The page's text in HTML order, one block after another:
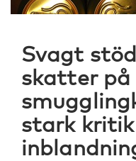
Svagt
skatter på
stark